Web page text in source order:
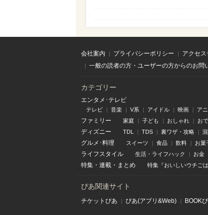
会社案内 プライバシーポリシー アクセ
一般の読者の方・ユーザーの方からのお問
カテゴリー
エンタメ･テレビ
テレビ 音楽 V系 アイドル 映画 ア
ファミリー 家庭 子ども おしゃれ お
ディズニー TDL TDS 裏ワザ・攻略
グルメ･料理 スイーツ 食品 飲料 お菓
ライフスタイル 生活・ライフハック お金
特集 ・ 連載 ・ まとめ 特集『おいしいウチごは
ぴあ関連サイト
チケットぴあ ぴあ(アプリ&Web) BOOK